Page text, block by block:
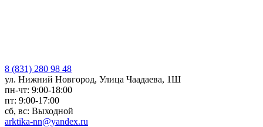
8 (831) 280 98 48
ул. Нижний Новгород, Улица Чаадаева, 1Ш
пн-чт: 9:00-18:00
пт: 9:00-17:00
сб, вс: Выходной
arktika-nn@yandex.ru